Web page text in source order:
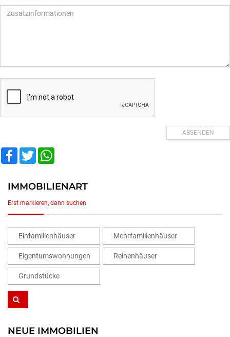
Facebook
Twitter
IMMOBILIENART
Erst markieren, dann suchen
Einfamilienhäuser Mehrfamilienhäuser
Eigentumswohnungen Reihenhäuser
Grundstücke
NEUE IMMOBILIEN